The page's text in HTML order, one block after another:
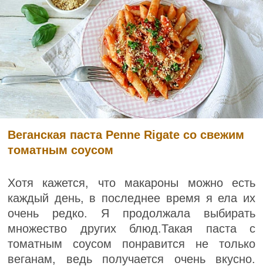
Веганская паста Penne Rigate со свежим
томатным соусом
Хотя кажется, что макароны можно есть
каждый день, в последнее время я ела их
очень редко. Я продолжала выбирать
множество других блюд.Такая паста с
томатным соусом понравится не только
веганам, ведь получается очень вкусно.